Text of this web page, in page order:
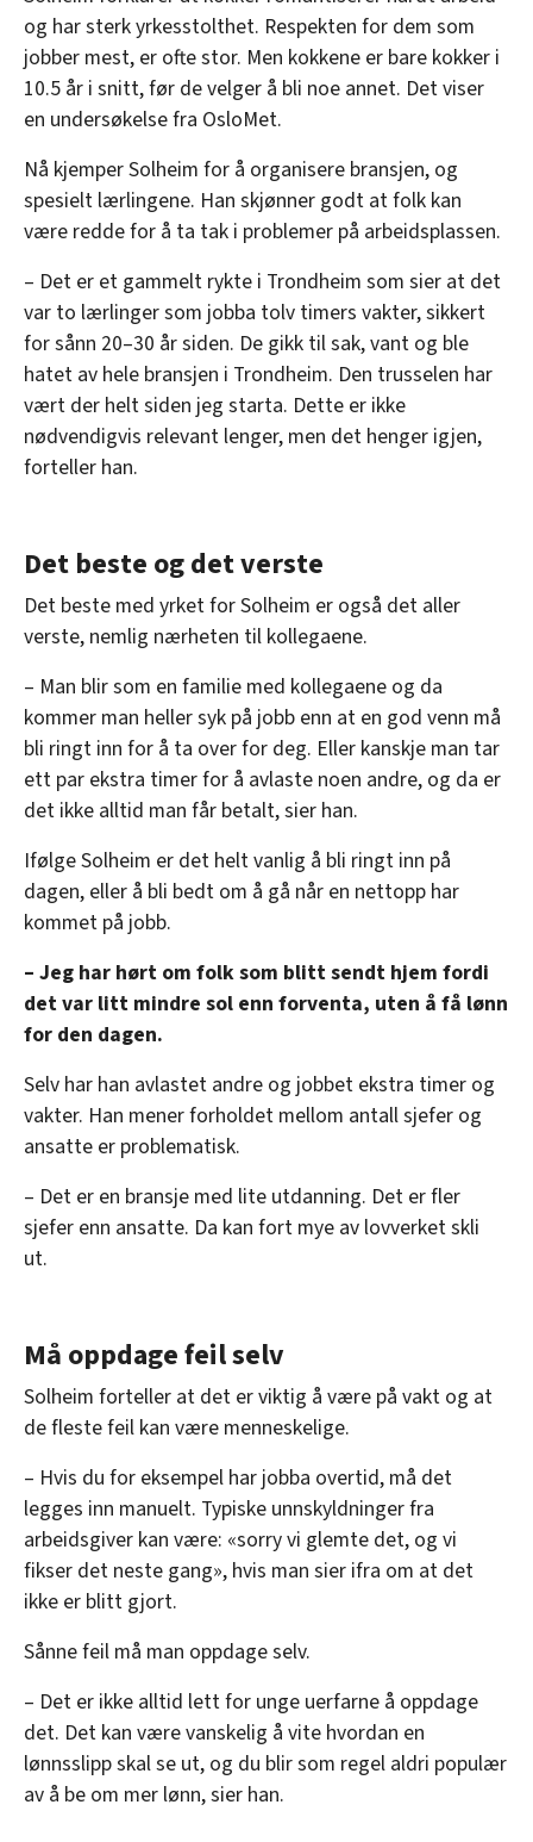
og har sterk yrkesstolthet. Respekten for dem som
jobber mest, er ofte stor. Men kokkene er bare kokker i
10.5 år i snitt, før de velger å bli noe annet. Det viser
en undersøkelse fra OsloMet.
Nå kjemper Solheim for å organisere bransjen, og
spesielt lærlingene. Han skjønner godt at folk kan
være redde for å ta tak i problemer på arbeidsplassen.
– Det er et gammelt rykte i Trondheim som sier at det
var to lærlinger som jobba tolv timers vakter, sikkert
for sånn 20–30 år siden. De gikk til sak, vant og ble
hatet av hele bransjen i Trondheim. Den trusselen har
vært der helt siden jeg starta. Dette er ikke
nødvendigvis relevant lenger, men det henger igjen,
forteller han.
Det beste og det verste
Det beste med yrket for Solheim er også det aller
verste, nemlig nærheten til kollegaene.
– Man blir som en familie med kollegaene og da
kommer man heller syk på jobb enn at en god venn må
bli ringt inn for å ta over for deg. Eller kanskje man tar
ett par ekstra timer for å avlaste noen andre, og da er
det ikke alltid man får betalt, sier han.
Ifølge Solheim er det helt vanlig å bli ringt inn på
dagen, eller å bli bedt om å gå når en nettopp har
kommet på jobb.
– Jeg har hørt om folk som blitt sendt hjem fordi
det var litt mindre sol enn forventa, uten å få lønn
for den dagen.
Selv har han avlastet andre og jobbet ekstra timer og
vakter. Han mener forholdet mellom antall sjefer og
ansatte er problematisk.
– Det er en bransje med lite utdanning. Det er fler
sjefer enn ansatte. Da kan fort mye av lovverket skli
ut.
Må oppdage feil selv
Solheim forteller at det er viktig å være på vakt og at
de fleste feil kan være menneskelige.
– Hvis du for eksempel har jobba overtid, må det
legges inn manuelt. Typiske unnskyldninger fra
arbeidsgiver kan være: «sorry vi glemte det, og vi
fikser det neste gang», hvis man sier ifra om at det
ikke er blitt gjort.
Sånne feil må man oppdage selv.
– Det er ikke alltid lett for unge uerfarne å oppdage
det. Det kan være vanskelig å vite hvordan en
lønnsslipp skal se ut, og du blir som regel aldri populær
av å be om mer lønn, sier han.